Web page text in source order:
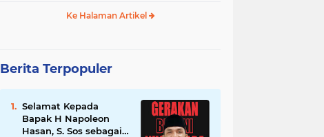
Ke Halaman Artikel
Berita Terpopuler
Selamat Kepada
Bapak H Napoleon
Hasan, S. Sos sebagai